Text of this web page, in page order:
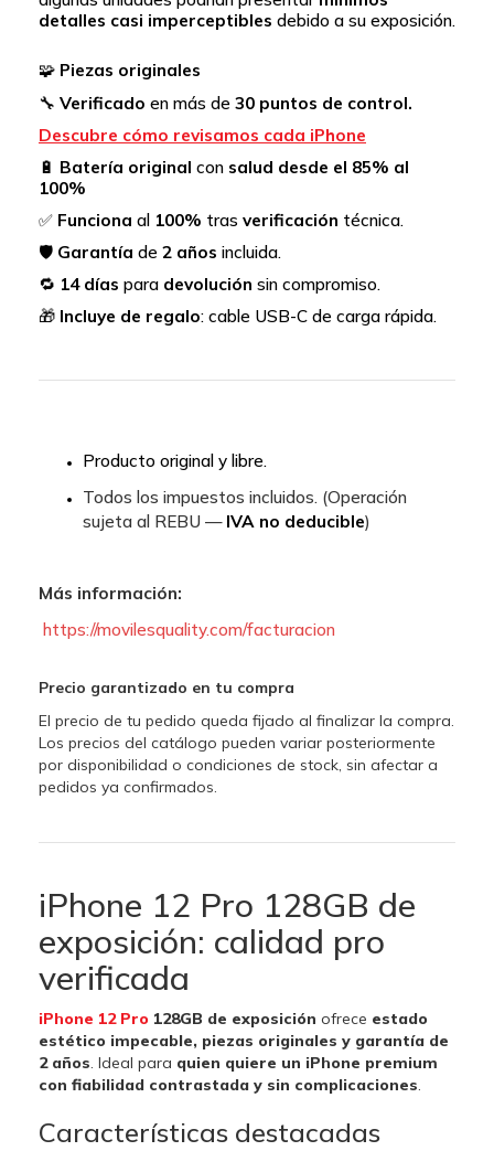
detalles casi imperceptibles debido a su exposición.
🧩 Piezas originales
🔧 Verificado en más de 30 puntos de control.
Descubre cómo revisamos cada iPhone
🔋 Batería original con salud desde el 85% al
100%
✅ Funciona al 100% tras verificación técnica.
🛡️ Garantía de 2 años incluida.
🔁 14 días para devolución sin compromiso.
🎁 Incluye de regalo: cable USB-C de carga rápida.
Producto original y libre.
Todos los impuestos incluidos. (Operación
sujeta al REBU — IVA no deducible)
Más información:
https://movilesquality.com/facturacion
Precio garantizado en tu compra
El precio de tu pedido queda fijado al finalizar la compra.
Los precios del catálogo pueden variar posteriormente
por disponibilidad o condiciones de stock, sin afectar a
pedidos ya confirmados.
iPhone 12 Pro 128GB de
exposición: calidad pro
verificada
iPhone 12 Pro 128GB de exposición ofrece estado
estético impecable, piezas originales y garantía de
2 años. Ideal para quien quiere un iPhone premium
con fiabilidad contrastada y sin complicaciones.
Características destacadas